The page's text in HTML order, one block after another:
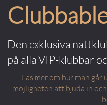
Den exklusiva
på alla VIP-klubbar
Läs mer om hur man går
möjligheten att bjuda in